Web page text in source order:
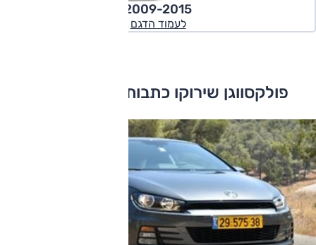
2009-2015
לעמוד הדגם
פולקסווגן שירוקו כתבות ומבחני דרכים